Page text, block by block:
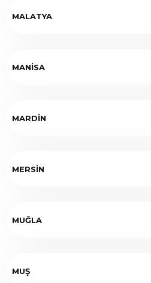
MALATYA
MANİSA
MARDİN
MERSİN
MUĞLA
MUŞ